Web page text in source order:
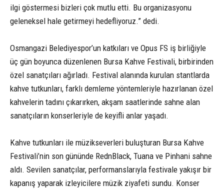
ilgi göstermesi bizleri çok mutlu etti. Bu organizasyonu
geleneksel hale getirmeyi hedefliyoruz.” dedi.
Osmangazi Belediyespor’un katkıları ve Opus FS iş birliğiyle
üç gün boyunca düzenlenen Bursa Kahve Festivali, birbirinden
özel sanatçıları ağırladı. Festival alanında kurulan stantlarda
kahve tutkunları, farklı demleme yöntemleriyle hazırlanan özel
kahvelerin tadını çıkarırken, akşam saatlerinde sahne alan
sanatçıların konserleriyle de keyifli anlar yaşadı.
Kahve tutkunları ile müzikseverleri buluşturan Bursa Kahve
Festivali’nin son gününde RednBlack, Tuana ve Pinhani sahne
aldı. Sevilen sanatçılar, performanslarıyla festivale yakışır bir
kapanış yaparak izleyicilere müzik ziyafeti sundu. Konser